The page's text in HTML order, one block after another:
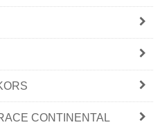
CONTINENTAL